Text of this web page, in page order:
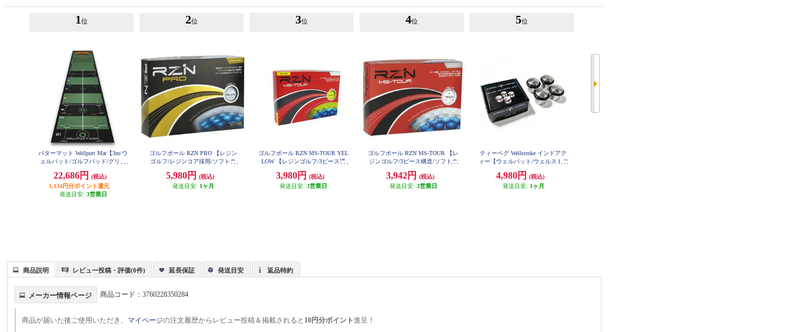
1 位
パターマット Wellputt Mat【3m/ウ
ェルパット/ゴルフパッド/グリー
22,686円
(税込)
1,134円分ポイント還元
発送目安: 3営業日
2位
ゴルフボール RZN PRO 【レジン
ゴルフ/レジンコア採用/ソフトウ
ル】
5,980円
(税込)
発送目安: 1ヶ月
3位
ゴルフボール RZN MS-TOUR YEL
LOW 【レジンゴルフ/3ピース構
ーカラーモデル】
3,980円
(税込)
発送目安: 3営業日
4位
ゴルフボール RZN MS-TOUR 【レ
ジンゴルフ/3ピース構造/ソフトウ
3,942円
(税込)
発送目安: 3営業日
5位
ティーペグ Wellstroke インドアテ
ィー【ウェルパット/ウェルストロ
4,980円
(税込)
発送目安: 1ヶ月
商品説明 レビュー投稿・評価(0件) 延長保証 発送目安 返品特約
メーカー情報ページ 商品コード：3760228350284
商品が届いた後ご使用いただき、 マイページの注文履歴からレビュー投稿＆掲載されると 10円分ポイント進呈！